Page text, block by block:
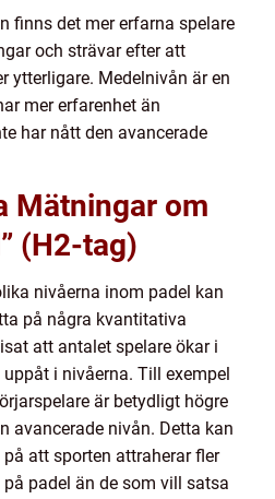
finns det mer erfarna spelare
och strävar efter att
ytterligare. Medelnivån är en
mer erfarenhet än
har nått den avancerade
Mätningar om
(H2-tag)
nivåerna inom padel kan
på några kvantitativa
att antalet spelare ökar i
i nivåerna. Till exempel
är betydligt högre
avancerade nivån. Detta kan
att sporten attraherar fler
padel än de som vill satsa